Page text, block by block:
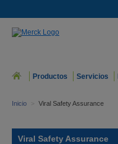
Productos Servicios
Inicio > Viral Safety Assurance
Viral Safety Assurance